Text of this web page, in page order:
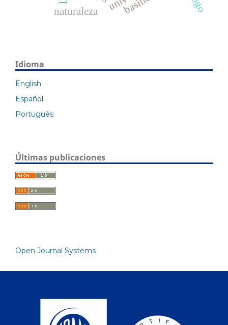
naturaleza
Idioma
English
Español
Português
Últimas publicaciones
Open Journal Systems